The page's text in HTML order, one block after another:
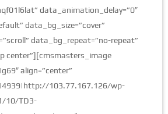
data_animation_delay=”0″
data_bg_size=”cover”
data_bg_repeat=”no-repeat”
center”][cmsmasters_image
align=”center”
103.77.167.126/wp-
10/TD3-